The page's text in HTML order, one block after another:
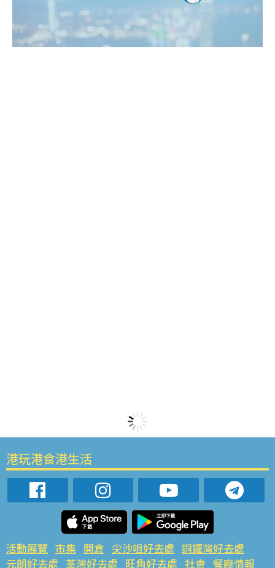
港玩港食港生活
活動展覽 市集 開倉 尖沙咀好去處 銅鑼灣好去處
元朗好去處 荃灣好去處 旺角好去處 社會 餐廳情報